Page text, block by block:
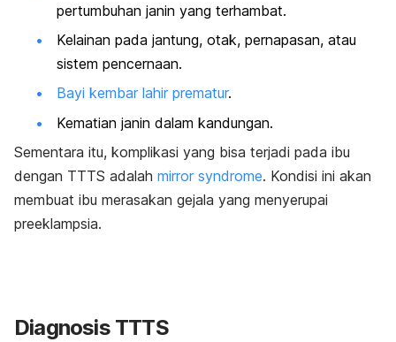
pertumbuhan janin yang terhambat.
Kelainan pada jantung, otak, pernapasan, atau
sistem pencernaan.
Bayi kembar lahir prematur.
Kematian janin dalam kandungan.
Sementara itu, komplikasi yang bisa terjadi pada ibu
dengan TTTS adalah mirror syndrome. Kondisi ini akan
membuat ibu merasakan gejala yang menyerupai
preeklampsia.
Diagnosis TTTS